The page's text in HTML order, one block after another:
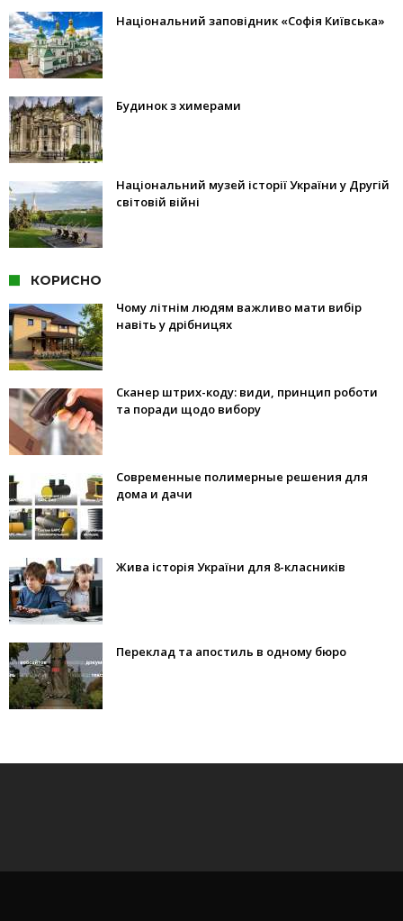
Національний заповідник «Софія Київська»
Будинок з химерами
Національний музей історії України у Другій
світовій війні
КОРИСНО
Чому літнім людям важливо мати вибір
навіть у дрібницях
Сканер штрих-коду: види, принцип роботи
та поради щодо вибору
Современные полимерные решения для
дома и дачи
Жива історія України для 8-класників
Переклад та апостиль в одному бюро